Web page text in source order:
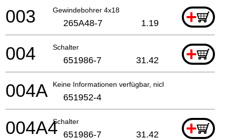
Gewindebohrer 4x18 +
003 265A48-7 1.19
Schalter +
004 651986-7 31.42
Keine Informationen verfügbar, nicht bestellbar
004A 651952-4
Schalter +
004A4 651986-7 31.42